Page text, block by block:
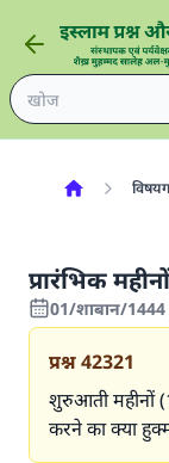
प्रारंभिक
01/शाबान/
प्रश्न42321
शुरुआती महीनों
करने का क्या